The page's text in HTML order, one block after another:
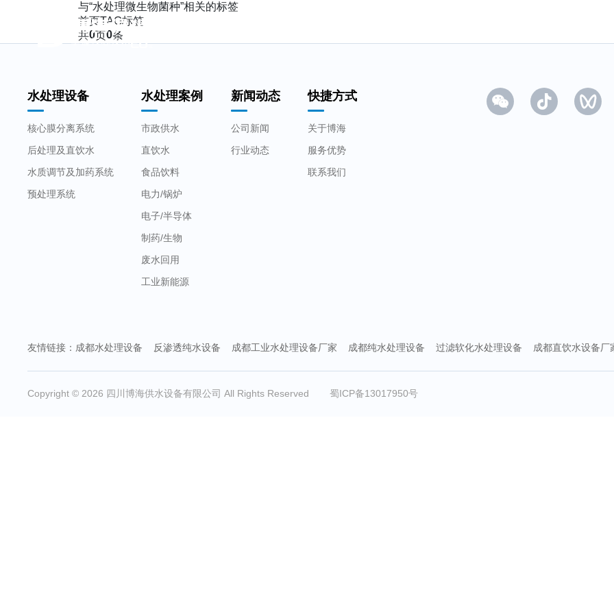
与“水处理微生物菌种”相关的标签
首页TAG标签
共0页0条
水处理设备
核心膜分离系统
后处理及直饮水
水质调节及加药系统
预处理系统
水处理案例
市政供水
直饮水
食品饮料
电力/锅炉
电子/半导体
制药/生物
废水回用
工业新能源
新闻动态
公司新闻
行业动态
快捷方式
关于博海
服务优势
联系我们
友情链接： 成都水处理设备 反渗透纯水设备 成都工业水处理设备厂家 成都纯水处理设备 过滤软化水处理设备 成都直饮水设备厂
Copyright © 2026 四川博海供水设备有限公司 All Rights Reserved 蜀ICP备13017950号